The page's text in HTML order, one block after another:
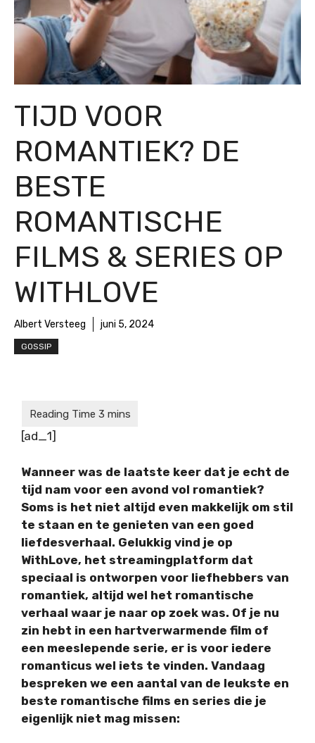
TIJD VOOR
ROMANTIEK? DE
BESTE
ROMANTISCHE
FILMS & SERIES OP
WITHLOVE
Albert Versteeg juni 5, 2024
GOSSIP
[ad_1]
Wanneer was de laatste keer dat je echt de
tijd nam voor een avond vol romantiek?
Soms is het niet altijd even makkelijk om stil
te staan en te genieten van een goed
liefdesverhaal. Gelukkig vind je op
WithLove, het streamingplatform dat
speciaal is ontworpen voor liefhebbers van
romantiek, altijd wel het romantische
verhaal waar je naar op zoek was. Of je nu
zin hebt in een hartverwarmende film of
een meeslepende serie, er is voor iedere
romanticus wel iets te vinden. Vandaag
bespreken we een aantal van de leukste en
beste romantische films en series die je
eigenlijk niet mag missen: